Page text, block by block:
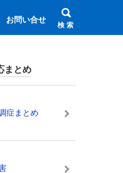
お問い合せ
検 索
まとめ
症まとめ